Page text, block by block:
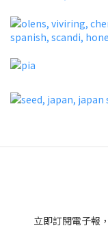
立即訂閱電子報